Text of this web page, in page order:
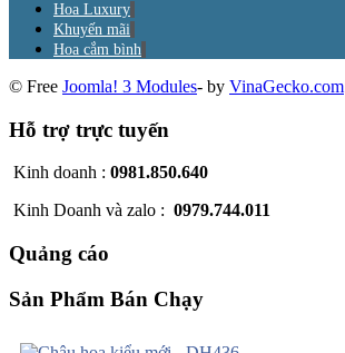
Hoa Luxury
Khuyến mãi
Hoa cắm bình
© Free Joomla! 3 Modules- by VinaGecko.com
Hỗ trợ trực tuyến
Kinh doanh : 0981.850.640
Kinh Doanh và zalo : 0979.744.011
Quảng cáo
Sản Phẩm Bán Chạy